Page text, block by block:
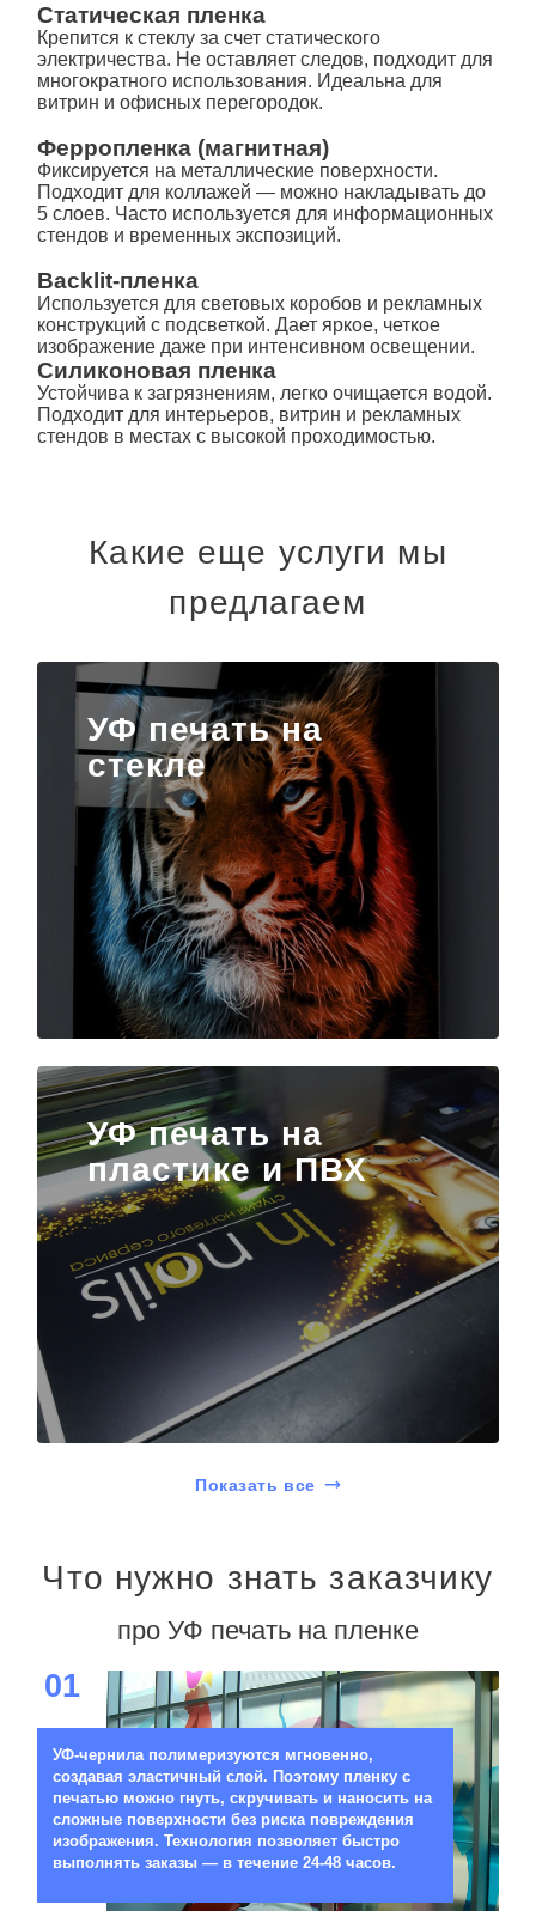
Статическая пленка
Крепится к стеклу за счет статического
электричества. Не оставляет следов, подходит для
многократного использования. Идеальна для
витрин и офисных перегородок.
Ферропленка (магнитная)
Фиксируется на металлические поверхности.
Подходит для коллажей — можно накладывать до
5 слоев. Часто используется для информационных
стендов и временных экспозиций.
Backlit-пленка
Используется для световых коробов и рекламных
конструкций с подсветкой. Дает яркое, четкое
изображение даже при интенсивном освещении.
Силиконовая пленка
Устойчива к загрязнениям, легко очищается водой.
Подходит для интерьеров, витрин и рекламных
стендов в местах с высокой проходимостью.
Какие еще услуги мы
предлагаем
УФ печать на
стекле
УФ печать на
пластике и ПВХ
Показать все
Что нужно знать заказчику
про УФ печать на пленке
01
УФ-чернила полимеризуются мгновенно,
создавая эластичный слой. Поэтому пленку с
печатью можно гнуть, скручивать и наносить на
сложные поверхности без риска повреждения
изображения. Технология позволяет быстро
выполнять заказы — в течение 24-48 часов.